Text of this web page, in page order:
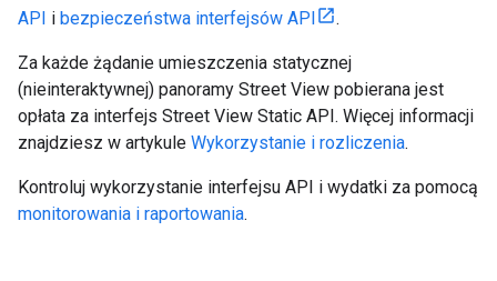
API i bezpieczeństwa interfejsów API .
Za każde żądanie umieszczenia statycznej
(nieinteraktywnej) panoramy Street View pobierana jest
opłata za interfejs Street View Static API. Więcej informacji
znajdziesz w artykule Wykorzystanie i rozliczenia.
Kontroluj wykorzystanie interfejsu API i wydatki za pomocą
monitorowania i raportowania.